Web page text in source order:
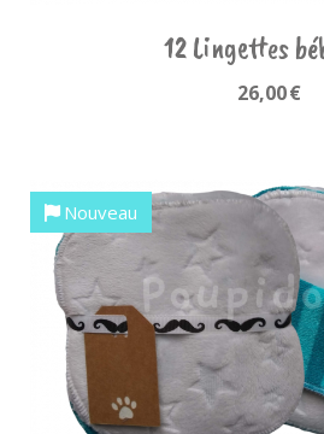
12 Lingettes
26,00€
Nouveau